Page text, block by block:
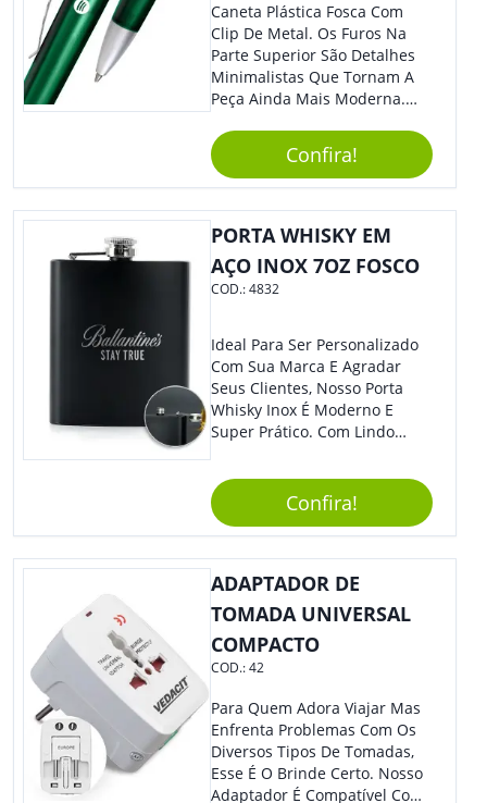
Caneta Plástica Fosca Com
Clip De Metal. Os Furos Na
Parte Superior São Detalhes
Minimalistas Que Tornam A
Peça Ainda Mais Moderna.
Em Que Deseja Presentear
Seus Convidados E Clientes.
Acionamento Por Clic.
Confira!
PORTA WHISKY EM
AÇO INOX 7OZ FOSCO
COD.:4832
Ideal Para Ser Personalizado
Com Sua Marca E Agradar
Seus Clientes, Nosso Porta
Whisky Inox É Moderno E
Super Prático. Com Lindo
Grande Diferencial Em
Eventos E Feiras Corporativas.
Confira!
ADAPTADOR DE
TOMADA UNIVERSAL
COMPACTO
COD.:42
Para Quem Adora Viajar Mas
Enfrenta Problemas Com Os
Diversos Tipos De Tomadas,
Esse É O Brinde Certo. Nosso
Adaptador É Compatível Com